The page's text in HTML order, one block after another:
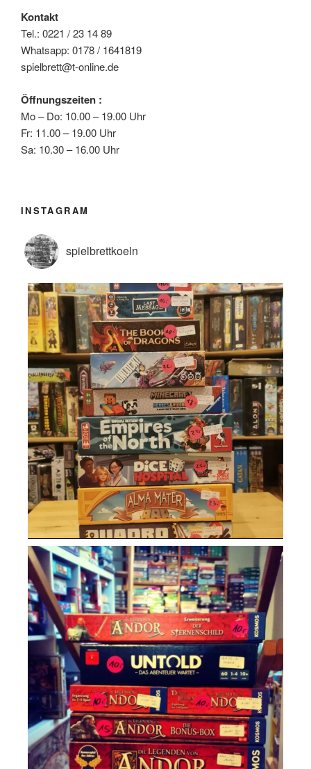
Kontakt
Tel.: 0221 / 23 14 89
Whatsapp: 0178 / 1641819
spielbrett@t-online.de
Öffnungszeiten :
Mo – Do: 10.00 – 19.00 Uhr
Fr: 11.00 – 19.00 Uhr
Sa: 10.30 – 16.00 Uhr
INSTAGRAM
spielbrettkoeln